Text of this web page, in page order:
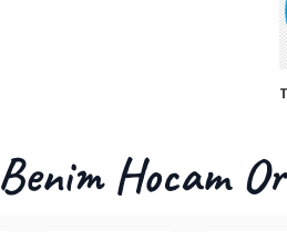
Benim Hocam